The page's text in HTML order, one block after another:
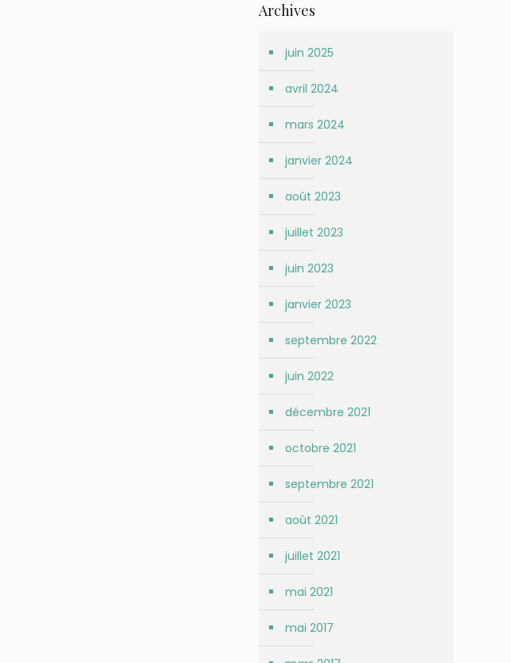
Archives
juin 2025
avril 2024
mars 2024
janvier 2024
août 2023
juillet 2023
juin 2023
janvier 2023
septembre 2022
juin 2022
décembre 2021
octobre 2021
septembre 2021
août 2021
juillet 2021
mai 2021
mai 2017